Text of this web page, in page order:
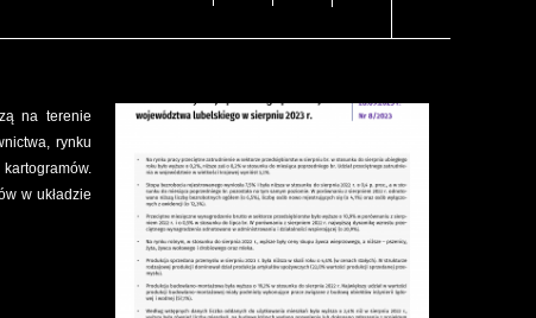
na terenie
rynku
w układzie